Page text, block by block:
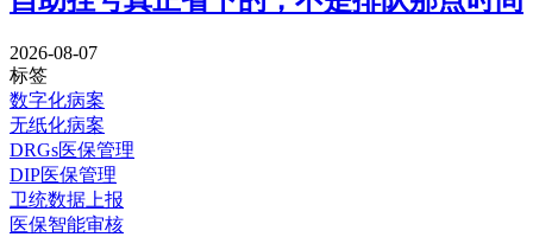
2026-08-07
标签
数字化病案
无纸化病案
DRGs医保管理
DIP医保管理
卫统数据上报
医保智能审核